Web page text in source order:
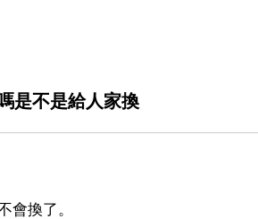
是不是給人家換
會換了。